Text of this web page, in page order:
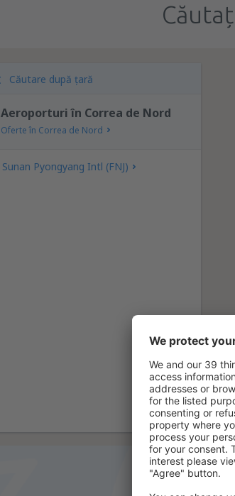
Căutare după țară
Aeroporturi în Correa de Nord
Oferte în Correa de Nord
Sunan Pyongyang Intl (FNJ)